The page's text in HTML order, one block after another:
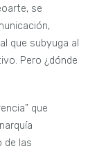
se
que subyuga al
Pero ¿dónde
que
de las